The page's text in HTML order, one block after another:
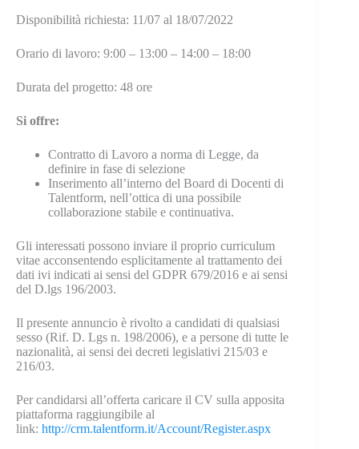
Disponibilità richiesta: 11/07 al 18/07/2022
Orario di lavoro: 9:00 – 13:00 – 14:00 – 18:00
Durata del progetto: 48 ore
Si offre:
Contratto di Lavoro a norma di Legge, da
definire in fase di selezione
Inserimento all’interno del Board di Docenti di
Talentform, nell’ottica di una possibile
collaborazione stabile e continuativa.
Gli interessati possono inviare il proprio curriculum
vitae acconsentendo esplicitamente al trattamento dei
dati ivi indicati ai sensi del GDPR 679/2016 e ai sensi
del D.lgs 196/2003.
Il presente annuncio è rivolto a candidati di qualsiasi
sesso (Rif. D. Lgs n. 198/2006), e a persone di tutte le
nazionalità, ai sensi dei decreti legislativi 215/03 e
216/03.
Per candidarsi all’offerta caricare il CV sulla apposita
piattaforma raggiungibile al
link: http://crm.talentform.it/Account/Register.aspx